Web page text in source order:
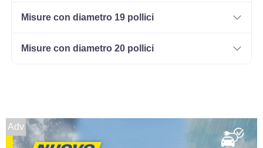
Misure con diametro 19 pollici
Misure con diametro 20 pollici
Adv